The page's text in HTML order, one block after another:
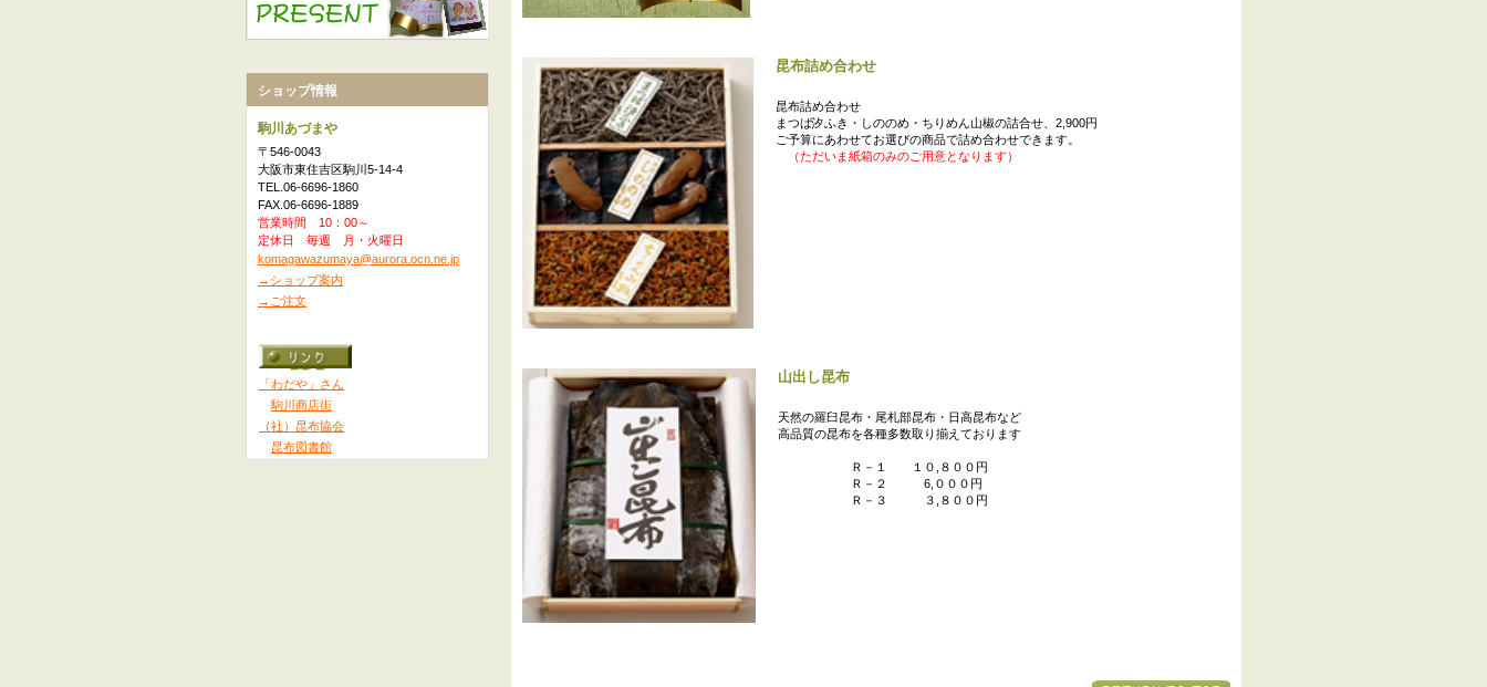
昆布詰め合わせ
昆布詰め合わせ
まつば汐ふき・しののめ・ちりめん山椒の詰合せ、2,900円
ご予算にあわせてお選びの商品で詰め合わせできます。
（ただいま紙箱のみのご用意となります）
山出し昆布
天然の羅臼昆布・尾札部昆布・日高昆布など
高品質の昆布を各種多数取り揃えております
Ｒ－１ １０,８００円
Ｒ－２ 6,０００円
Ｒ－３ ３,８００円
ショップ情報
駒川あづまや
〒546-0043
大阪市東住吉区駒川5-14-4
TEL.06-6696-1860
FAX.06-6696-1889
営業時間 10：00～
定休日 毎週 月・火曜日
komagawazumaya@aurora.ocn.ne.jp
→ショップ案内
→ご注文
「わだや」さん
駒川商店街
（社）昆布協会
昆布図書館